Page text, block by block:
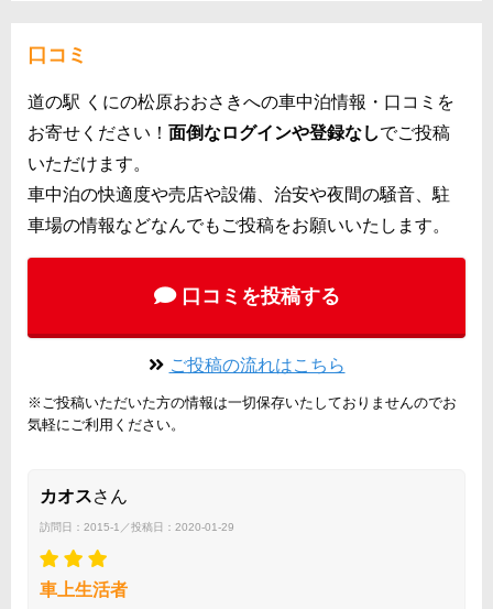
口コミ
道の駅 くにの松原おおさきへの車中泊情報・口コミを
お寄せください！ 面倒なログインや登録なしでご投稿
いただけます。
車中泊の快適度や売店や設備、治安や夜間の騒音、駐
車場の情報などなんでもご投稿をお願いいたします。
口コミを投稿する
ご投稿の流れはこちら
※ご投稿いただいた方の情報は一切保存いたしておりませんのでお
気軽にご利用ください。
カオスさん
訪問日：2015-1／投稿日：2020-01-29
車上生活者